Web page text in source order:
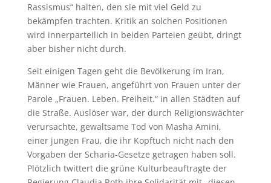
Rassismus“ halten, den sie mit viel Geld zu
bekämpfen trachten. Kritik an solchen Positionen
wird innerparteilich in beiden Parteien geübt, dringt
aber bisher nicht durch.
Seit einigen Tagen geht die Bevölkerung im Iran,
Männer wie Frauen, angeführt von Frauen unter der
Parole „Frauen. Leben. Freiheit.“ in allen Städten auf
die Straße. Auslöser war, der durch Religionswächter
verursachte, gewaltsame Tod von Masha Amini,
einer jungen Frau, die ihr Kopftuch nicht nach den
Vorgaben der Scharia-Gesetze getragen haben soll.
Plötzlich twittert die grüne Kulturbeauftragte der